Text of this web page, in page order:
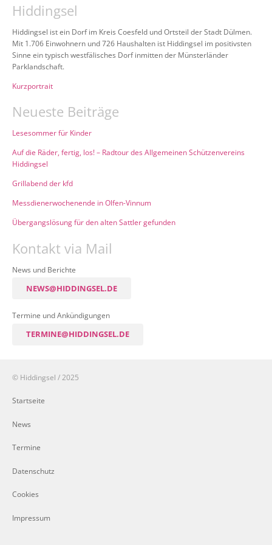
Hiddingsel
Hiddingsel ist ein Dorf im Kreis Coesfeld und Ortsteil der Stadt Dülmen.
Mit 1.706 Einwohnern und 726 Haushalten ist Hiddingsel im positivsten
Sinne ein typisch westfälisches Dorf inmitten der Münsterländer
Parklandschaft.
Kurzportrait
Neueste Beiträge
Lesesommer für Kinder
Auf die Räder, fertig, los! – Radtour des Allgemeinen Schützenvereins
Hiddingsel
Grillabend der kfd
Messdienerwochenende in Olfen-Vinnum
Übergangslösung für den alten Sattler gefunden
Kontakt via Mail
News und Berichte
NEWS@HIDDINGSEL.DE
Termine und Ankündigungen
TERMINE@HIDDINGSEL.DE
© Hiddingsel / 2025
Startseite
News
Termine
Datenschutz
Cookies
Impressum